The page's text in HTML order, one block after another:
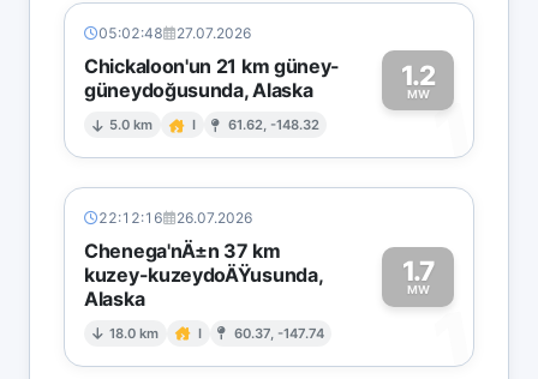
05:02:48 27.07.2026
Chickaloon'un 21 km güney-
güneydoğusunda, Alaska
5.0 km I 61.62, -148.32
1.2
MW1
22:12:16 26.07.2026
Chenega'nÄ±n 37 km
kuzey-kuzeydoÄŸusunda,
Alaska
18.0 km I 60.37, -147.74
1.7
MW
1